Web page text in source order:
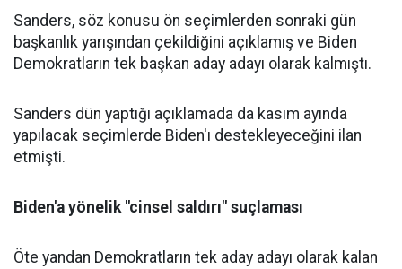
Sanders, söz konusu ön seçimlerden sonraki gün
başkanlık yarışından çekildiğini açıklamış ve Biden
Demokratların tek başkan aday adayı olarak kalmıştı.
Sanders dün yaptığı açıklamada da kasım ayında
yapılacak seçimlerde Biden'ı destekleyeceğini ilan
etmişti.
Biden'a yönelik "cinsel saldırı" suçlaması
Öte yandan Demokratların tek aday adayı olarak kalan